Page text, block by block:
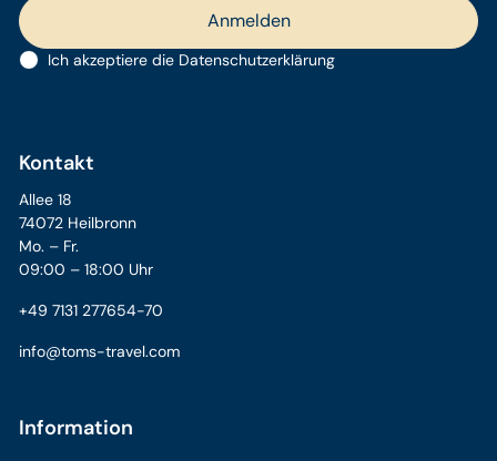
Ich akzeptiere die Datenschutzerklärung
Kontakt
Allee 18
74072 Heilbronn
Mo. – Fr.
09:00 – 18:00 Uhr
+49 7131 277654-70
info@toms-travel.com
Information